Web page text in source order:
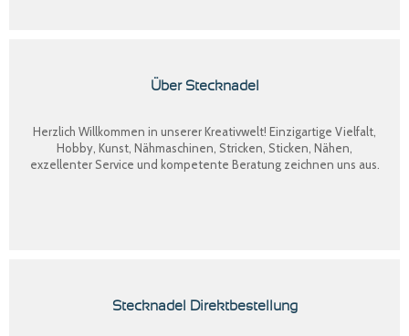
Über Stecknadel
Herzlich Willkommen in unserer Kreativwelt! Einzigartige Vielfalt,
Hobby, Kunst, Nähmaschinen, Stricken, Sticken, Nähen,
exzellenter Service und kompetente Beratung zeichnen uns aus.
Stecknadel Direktbestellung